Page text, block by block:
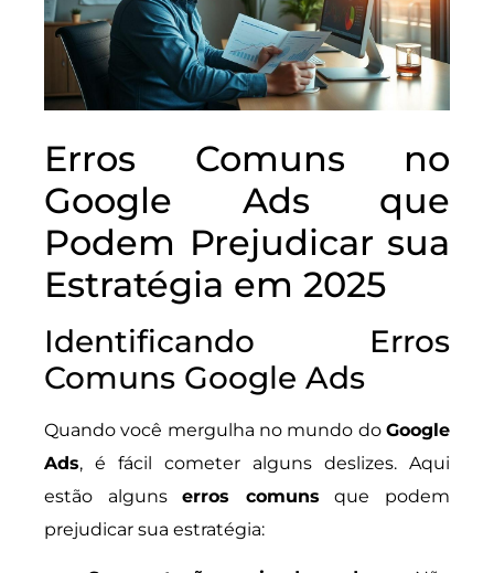
Erros Comuns no
Google Ads que
Podem Prejudicar sua
Estratégia em 2025
Identificando Erros
Comuns Google Ads
Quando você mergulha no mundo do Google
Ads, é fácil cometer alguns deslizes. Aqui
estão algunserros comuns que podem
prejudicar sua estratégia: